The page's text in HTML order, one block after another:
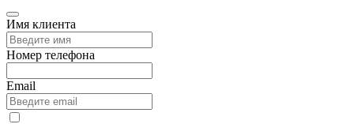
Имя клиента
Номер телефона
Email